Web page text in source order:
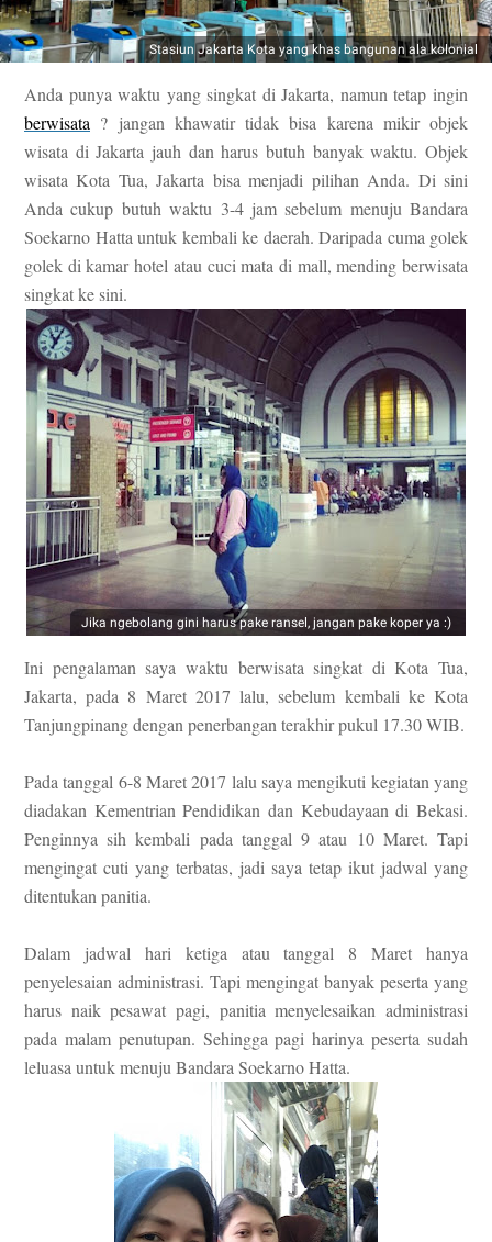
Stasiun Jakarta Kota yang khas bangunan ala kolonial
Anda punya waktu yang singkat di Jakarta, namun tetap ingin
berwisata ? jangan khawatir tidak bisa karena mikir objek
wisata di Jakarta jauh dan harus butuh banyak waktu. Objek
wisata Kota Tua, Jakarta bisa menjadi pilihan Anda. Di sini
Anda cukup butuh waktu 3-4 jam sebelum menuju Bandara
Soekarno Hatta untuk kembali ke daerah. Daripada cuma golek
golek di kamarhotel atau cuci mata di mall, mending berwisata
singkat ke sini.
Jika ngebolang gini harus pake ransel, jangan pake koper ya :)
Ini pengalaman saya waktu berwisata singkat di Kota Tua,
Jakarta, pada 8 Maret 2017 lalu, sebelum kembali ke Kota
Tanjungpinang dengan penerbangan terakhir pukul 17.30 WIB.
Pada tanggal 6-8 Maret 2017 lalu saya mengikuti kegiatan yang
diadakan Kementrian Pendidikan dan Kebudayaan di Bekasi.
Penginnya sih kembali pada tanggal 9 atau 10 Maret. Tapi
mengingat cuti yang terbatas, jadi saya tetap ikut jadwal yang
ditentukan panitia.
Dalam jadwal hari ketiga atau tanggal 8 Maret hanya
penyelesaian administrasi. Tapi mengingat banyak peserta yang
harus naik pesawat pagi, panitia menyelesaikan administrasi
pada malam penutupan. Sehingga pagi harinya peserta sudah
leluasa untuk menuju Bandara Soekarno Hatta.